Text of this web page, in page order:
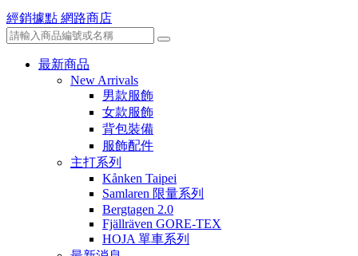
經銷據點 網路商店
最新商品
New Arrivals
男款服飾
女款服飾
背包裝備
服飾配件
主打系列
Kånken Taipei
Samlaren 限量系列
Bergtagen 2.0
Fjällräven GORE-TEX
HOJA 單車系列